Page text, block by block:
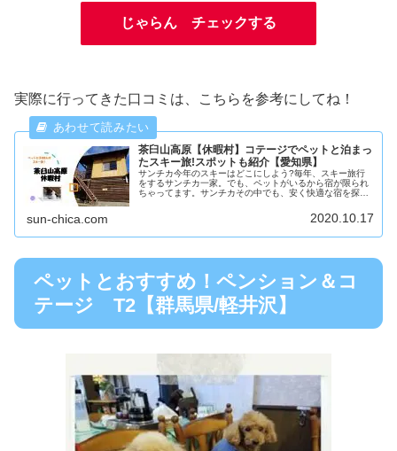
じゃらん チェックする
実際に行ってきた口コミは、こちらを参考にしてね！
茶臼山高原【休暇村】コテージでペットと泊まっ
たスキー旅!スポットも紹介【愛知県】
サンチカ今年のスキーはどこにしよう?毎年、スキー旅行
をするサンチカ一家。でも、ペットがいるから宿が限られ
ちゃってます。サンチカその中でも、安く快適な宿を探し
sun-chica.com 2020.10.17
ペットとおすすめ！ペンション＆コ
テージ T2【群馬県/軽井沢】